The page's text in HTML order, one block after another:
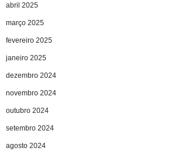
abril 2025
março 2025
fevereiro 2025
janeiro 2025
dezembro 2024
novembro 2024
outubro 2024
setembro 2024
agosto 2024